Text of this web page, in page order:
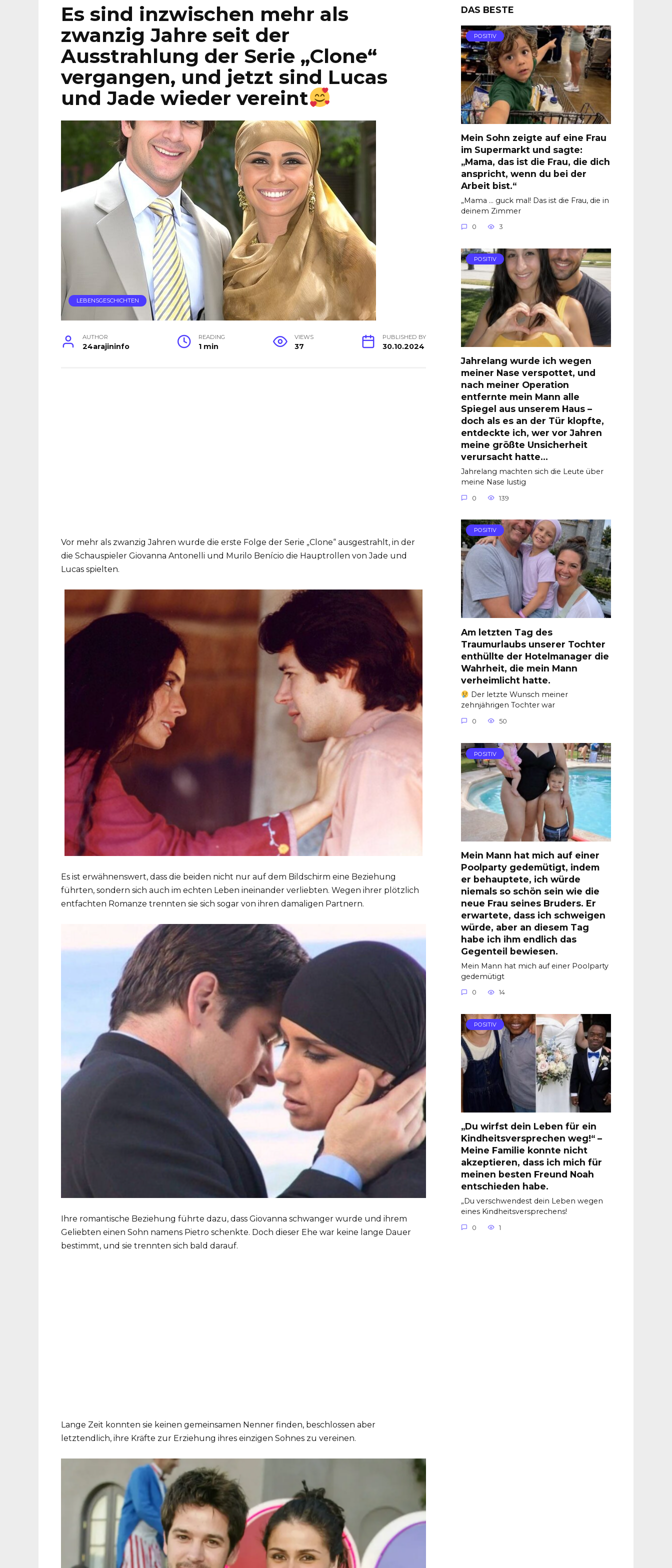
Es sind inzwischen mehr als
zwanzig Jahre seit der
Ausstrahlung der Serie „Clone“
vergangen, und jetzt sind Lucas
und Jade wieder vereint
LEBENSGESCHICHTEN
AUTHOR
24arajininfo
READING
1 min
VIEWS
37
PUBLISHED BY
30.10.2024
Vor mehr als zwanzig Jahren wurde die erste Folge der Serie „Clone“ ausgestrahlt, in der
die Schauspieler Giovanna Antonelli und Murilo Benício die Hauptrollen von Jade und
Lucas spielten.
Es ist erwähnenswert, dass die beiden nicht nur auf dem Bildschirm eine Beziehung
führten, sondern sich auch im echten Leben ineinander verliebten. Wegen ihrer plötzlich
entfachten Romanze trennten sie sich sogar von ihren damaligen Partnern.
Ihre romantische Beziehung führte dazu, dass Giovanna schwanger wurde und ihrem
Geliebten einen Sohn namens Pietro schenkte. Doch dieser Ehe war keine lange Dauer
bestimmt, und sie trennten sich bald darauf.
Lange Zeit konnten sie keinen gemeinsamen Nenner finden, beschlossen aber
letztendlich, ihre Kräfte zur Erziehung ihres einzigen Sohnes zu vereinen.
DAS BESTE
POSITIV
Mein Sohn zeigte auf eine Frau
im Supermarkt und sagte:
„Mama, das ist die Frau, die dich
anspricht, wenn du bei der
Arbeit bist.“
„Mama … guck mal! Das ist die Frau, die in
deinem Zimmer
0 3
POSITIV
Jahrelang wurde ich wegen
meiner Nase verspottet, und
nach meiner Operation
entfernte mein Mann alle
Spiegel aus unserem Haus –
doch als es an der Tür klopfte,
entdeckte ich, wer vor Jahren
meine größte Unsicherheit
verursacht hatte…
Jahrelang machten sich die Leute über
meine Nase lustig
0 139
POSITIV
Am letzten Tag des
Traumurlaubs unserer Tochter
enthüllte der Hotelmanager die
Wahrheit, die mein Mann
verheimlicht hatte.
Der letzte Wunsch meiner
zehnjährigen Tochter war
0 50
POSITIV
Mein Mann hat mich auf einer
Poolparty gedemütigt, indem
er behauptete, ich würde
niemals so schön sein wie die
neue Frau seines Bruders. Er
erwartete, dass ich schweigen
würde, aber an diesem Tag
habe ich ihm endlich das
Gegenteil bewiesen.
Mein Mann hat mich auf einer Poolparty
gedemütigt
0 14
POSITIV
„Du wirfst dein Leben für ein
Kindheitsversprechen weg!“ –
Meine Familie konnte nicht
akzeptieren, dass ich mich für
meinen besten Freund Noah
entschieden habe.
„Du verschwendest dein Leben wegen
eines Kindheitsversprechens!
0 1